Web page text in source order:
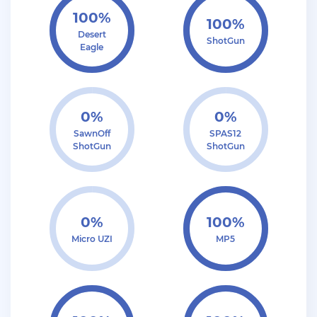
+ 10 руб
06 Июля 2026г в 16:05
dimahamsterkombat
куплю аккаунты арз 14-18 уровень без тср/кпз
>800к налички — в телеграмм @prestowitz
+ 23 руб 06 Июля 2026г в 03:49
deniskavrode
самп умер эх
01 Июля 2026г в 20:06
@Klassedie круто конечно акк с привязанной
почтой за 500р селишь))) интересно кто купит))))
01 Июля 2026г в 19:44
Продам аккаунт Evolve Rp С GoldVip навсегда и с
100%
Desert
Eagle
100%
ShotGun
0%
SawnOff
ShotGun
0%
SPAS12
ShotGun
0%
Micro UZI
100%
MP5